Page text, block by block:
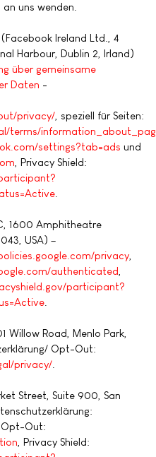
uns wenden.
Ireland Ltd., 4
Harbour, Dublin 2, Irland)
über gemeinsame
Daten -
privacy/ , speziell für Seiten:
terms/
settings?tab=ads und
, Privacy Shield:
1600 Amphitheatre
USA) –
privacy
authenticated
participant?
Willow Road, Menlo Park,
Opt-Out:
privacy/
Street, Suite 900, San
, Opt-Out:
, Privacy Shield: